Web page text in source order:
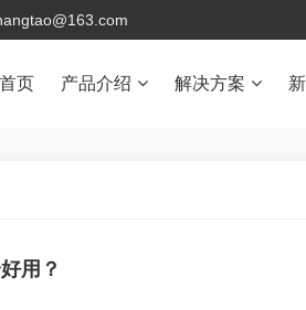
首页 产品介绍 解决方案
用？